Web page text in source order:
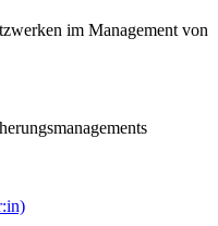
im Management von